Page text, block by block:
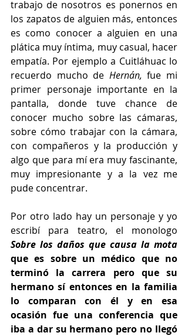
trabajo de nosotros es ponernos en
los zapatos de alguien más, entonces
es como conocer a alguien en una
plática muy íntima, muy casual, hacer
empatía. Por ejemplo a Cuitláhuac lo
recuerdo mucho de Hernán, fue mi
primer personaje importante en la
pantalla, donde tuve chance de
conocer mucho sobre las cámaras,
sobre cómo trabajar con la cámara,
con compañeros y la producción y
algo que para mí era muy fascinante,
muy impresionante y a la vez me
pude concentrar.
Por otro lado hay un personaje y yo
escribí para teatro, el monologo
que es sobre un médico que no
terminó la carrera pero que su
hermano sí entonces en la familia
lo comparan con él y en esa
ocasión fue una conferencia que